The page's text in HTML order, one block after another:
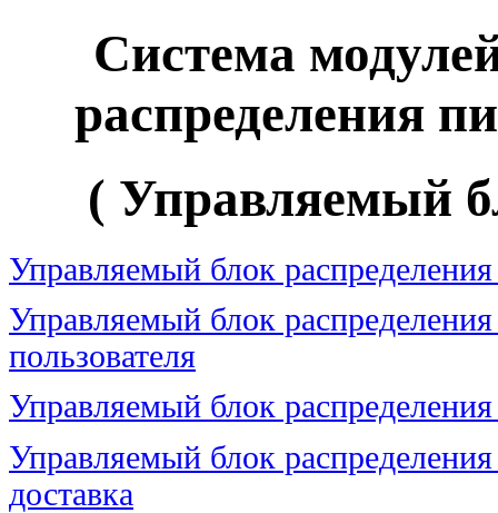
Система
распределения
( Управляемый
Управляемый блок
Управляемый блок
пользователя
Управляемый блок
Управляемый блок
доставка